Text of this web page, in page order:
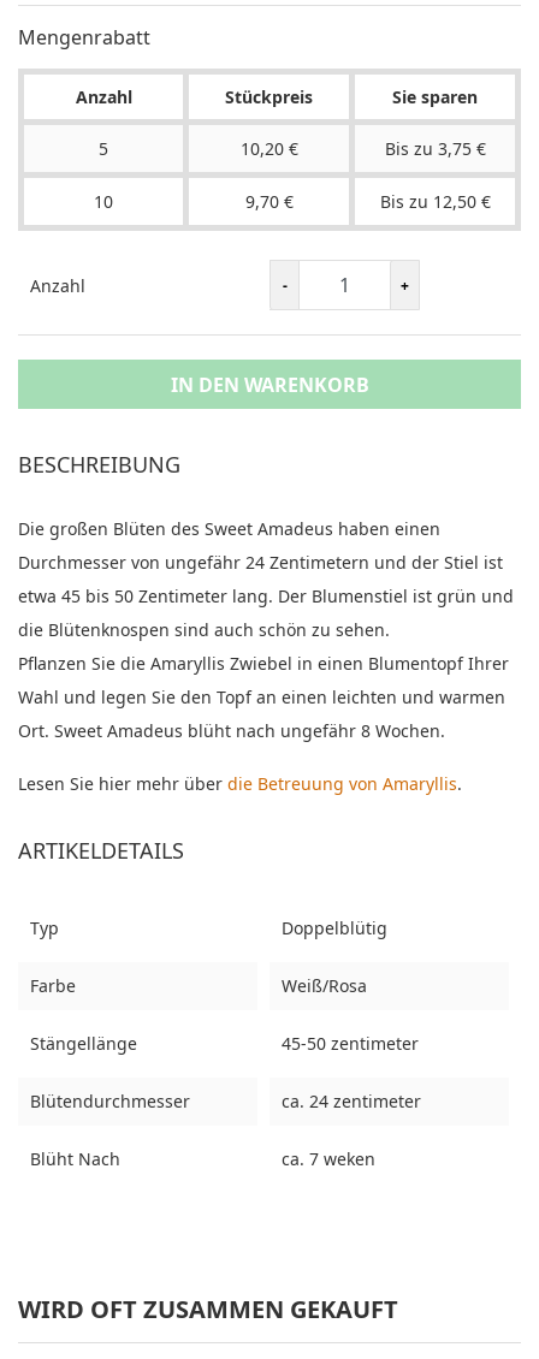
Mengenrabatt
Anzahl Stückpreis Sie sparen
5 10,20 € Bis zu 3,75 €
10 9,70 € Bis zu 12,50 €
Anzahl
IN DEN WARENKORB
BESCHREIBUNG
Die großen Blüten des Sweet Amadeus haben einen
Durchmesser von ungefähr 24 Zentimetern und der Stiel ist
etwa 45 bis 50 Zentimeter lang. Der Blumenstiel ist grün und
die Blütenknospen sind auch schön zu sehen.
Pflanzen Sie die Amaryllis Zwiebel in einen Blumentopf Ihrer
Wahl und legen Sie den Topf an einen leichten und warmen
Ort. Sweet Amadeus blüht nach ungefähr 8 Wochen.
Lesen Sie hier mehr über die Betreuung von Amaryllis.
ARTIKELDETAILS
Typ Doppelblütig
Farbe Weiß/Rosa
Stängellänge 45-50 zentimeter
Blütendurchmesser ca. 24 zentimeter
Blüht Nach ca. 7 weken
WIRD OFT ZUSAMMEN GEKAUFT